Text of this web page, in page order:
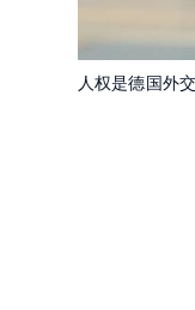
人权是德国外